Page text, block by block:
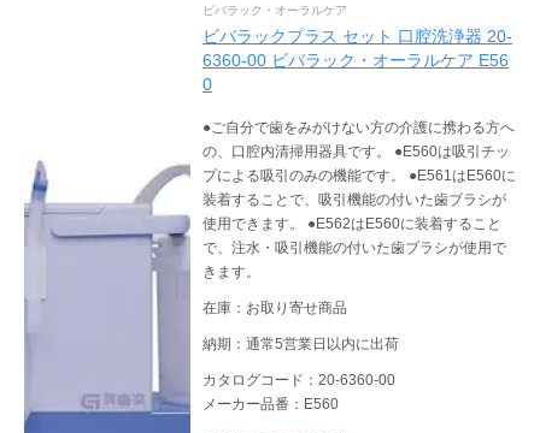
ビバラック・オーラルケア
ビバラックプラス セット 口腔洗浄器 20-
6360-00 ビバラック・オーラルケア E56
0
●ご自分で歯をみがけない方の介護に携わる方へ
の、口腔内清掃用器具です。 ●E560は吸引チッ
プによる吸引のみの機能です。 ●E561はE560に
装着することで、吸引機能の付いた歯ブラシが
使用できます。 ●E562はE560に装着すること
で、注水・吸引機能の付いた歯ブラシが使用で
きます。
在庫：お取り寄せ商品
納期：通常5営業日以内に出荷
カタログコード：20-6360-00
メーカー品番：E560